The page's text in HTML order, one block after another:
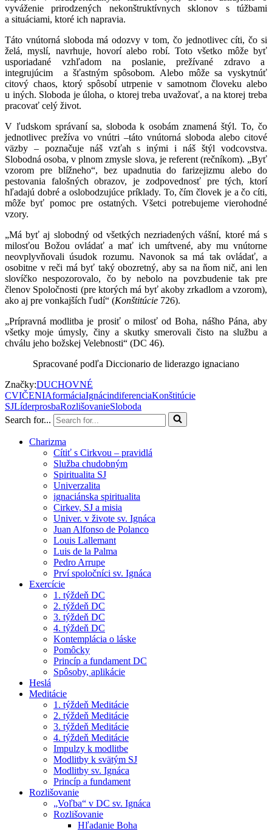
vyváženie prirodzených nekonštruktívnych sklonov s túžbami
a situáciami, ktoré ich napravia.
Táto vnútorná sloboda má odozvy v tom, čo jednotlivec cíti, čo si
želá, myslí, navrhuje, hovorí alebo robí. Toto všetko môže byť
usporiadané vzhľadom na poslanie, prežívané zdravo a
integrujúcim a šťastným spôsobom. Alebo môže sa vyskytnúť
citový chaos, ktorý spôsobí utrpenie v samotnom človeku alebo
u iných. Sloboda je úloha, o ktorej treba uvažovať, a na ktorej treba
pracovať celý život.
V ľudskom správaní sa, sloboda k osobám znamená štýl. To, čo
jednotlivec prežíva vo vnútri –táto vnútorná sloboda alebo citové
väzby – poznačuje náš vzťah s inými i náš štýl vodcovstva.
Slobodná osoba, v plnom zmysle slova, je referent (rečníkom). „Byť
vzorom pre blížneho“, bez upadnutia do farizejizmu alebo do
pestovania falošných obrazov, je zodpovednosť pre tých, ktorí
hľadajú dobré a oslobodzujúce príklady. To, čím človek je a čo cíti,
môže byť pomoc pre ostatných. Všetci potrebujeme vierohodné
vzory.
„Má byť aj slobodný od všetkých nezriadených vášní, ktoré má s
milosťou Božou ovládať a mať ich umŕtvené, aby mu vnútorne
neovplyvňovali úsudok rozumu. Navonok sa má tak ovládať, a
osobitne v reči má byť taký obozretný, aby sa na ňom nič, ani len
slovíčko nespozorovalo, čo by nebolo na povzbudenie tak pre
členov Spoločnosti (pre ktorých má byť akoby zrkadlom a vzorom),
ako aj pre vonkajších ľudí“ (Konštitúcie 726).
„Prípravná modlitba je prosiť o milosť od Boha, nášho Pána, aby
všetky moje úmysly, činy a skutky smerovali čisto na službu a
chválu jeho božskej Velebnosti“ (DC 46).
Spracované podľa Diccionario de liderazgo ignaciano
Značky:DUCHOVNÉ
CVIČENIAformáciaIgnácindiferenciaKonštitúcie
SJLíderprosbaRozlišovanieSloboda
Search for...
Charizma
Cítiť s Cirkvou – pravidlá
Služba chudobným
Spiritualita SJ
Univerzalita
ignaciánska spiritualita
Cirkev, SJ a misia
Univer. v živote sv. Ignáca
Juan Alfonso de Polanco
Louis Lallemant
Luis de la Palma
Pedro Arrupe
Prví spoločníci sv. Ignáca
Exercície
1. týždeň DC
2. týždeň DC
3. týždeň DC
4. týždeň DC
Kontemplácia o láske
Pomôcky
Princíp a fundament DC
Spôsoby, aplikácie
Heslá
Meditácie
1. týždeň Meditácie
2. týždeň Meditácie
3. týždeň Meditácie
4. týždeň Meditácie
Impulzy k modlitbe
Modlitby k svätým SJ
Modlitby sv. Ignáca
Princíp a fundament
Rozlišovanie
„Voľba“ v DC sv. Ignáca
Rozlišovanie
Hľadanie Boha